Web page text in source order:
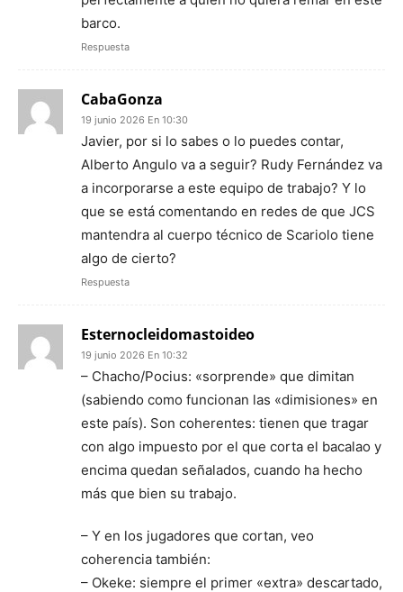
barco.
Respuesta
CabaGonza
19 junio 2026 En 10:30
Javier, por si lo sabes o lo puedes contar,
Alberto Angulo va a seguir? Rudy Fernández va
a incorporarse a este equipo de trabajo? Y lo
que se está comentando en redes de que JCS
mantendra al cuerpo técnico de Scariolo tiene
algo de cierto?
Respuesta
Esternocleidomastoideo
19 junio 2026 En 10:32
– Chacho/Pocius: «sorprende» que dimitan
(sabiendo como funcionan las «dimisiones» en
este país). Son coherentes: tienen que tragar
con algo impuesto por el que corta el bacalao y
encima quedan señalados, cuando ha hecho
más que bien su trabajo.
– Y en los jugadores que cortan, veo
coherencia también:
– Okeke: siempre el primer «extra» descartado,